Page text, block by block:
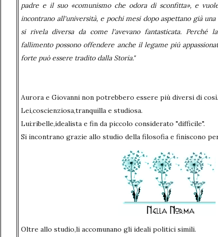
padre e il suo «comunismo che odora di sconfitta», e
incontrano all'università, e pochi mesi dopo aspettano già
si rivela diversa da come l'avevano fantasticata. Perché
fallimento possono offendere anche il legame piú
forte può essere tradito dalla Storia."
Aurora e Giovanni non potrebbero essere più diversi di così.
Lei,coscienziosa,tranquilla e studiosa.
Lui:ribelle,idealista e fin da piccolo considerato "difficile".
Si incontrano grazie allo studio della filosofia e finiscono
Oltre allo studio,li accomunano gli ideali politici simili.